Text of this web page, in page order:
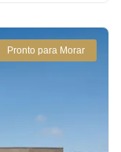
Pronto para Morar